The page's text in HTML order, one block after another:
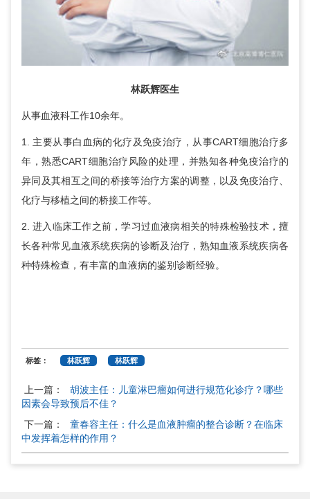
林跃辉医生
从事血液科工作10余年。
1. 主要从事白血病的化疗及免疫治疗，从事CART细胞治疗多
年，熟悉CART细胞治疗风险的处理，并熟知各种免疫治疗的
异同及其相互之间的桥接等治疗方案的调整，以及免疫治疗、
化疗与移植之间的桥接工作等。
2. 进入临床工作之前，学习过血液病相关的特殊检验技术，擅
长各种常见血液系统疾病的诊断及治疗，熟知血液系统疾病各
种特殊检查，有丰富的血液病的鉴别诊断经验。
标签： 林跃辉 林跃辉
上一篇：
胡波主任：儿童淋巴瘤如何进行规范化诊疗？哪些
因素会导致预后不佳？
下一篇：
童春容主任：什么是血液肿瘤的整合诊断？在临床
中发挥着怎样的作用？